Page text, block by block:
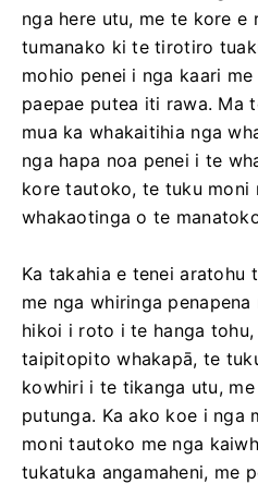
nga here utu, me te kore e
tumanako ki te tirotiro
mohio penei i nga kaari
paepae putea iti rawa. Ma
mua ka whakaitihia nga
nga hapa noa penei i te
kore tautoko, te tuku moni
whakaotinga o te
Ka takahia e tenei aratohu
me nga whiringa
hikoi i roto i te hanga
taipitopito whakapā, te
kowhiri i te tikanga utu,
putunga. Ka ako koe i nga
moni tautoko me nga
tukatuka angamaheni, me